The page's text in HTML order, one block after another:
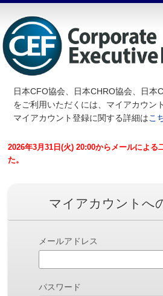
日本CFO協会、日本CHRO協会、日本
をご利用いただくには、マイアカウン
マイアカウント登録に関する詳細はこ
2026年3月31日(火) 20:00からメールによる
た。
マイアカウントへ
メールアドレス
パスワード